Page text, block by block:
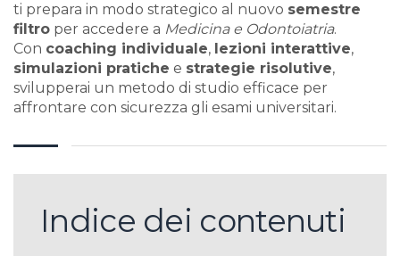
ti prepara in modo strategico al nuovo semestre
filtro per accedere a Medicina e Odontoiatria.
Con coaching individuale, lezioni interattive,
simulazioni pratiche e strategie risolutive,
svilupperai un metodo di studio efficace per
affrontare con sicurezza gli esami universitari.
Indice dei contenuti